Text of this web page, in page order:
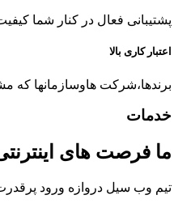
پشتیبانی فعال در کنار شما
اعتبار کاری بالا
برندها،شرکت هاوسازمانها که
خدمات
ما فرصت های
تیم وب سیل دروازه ورود